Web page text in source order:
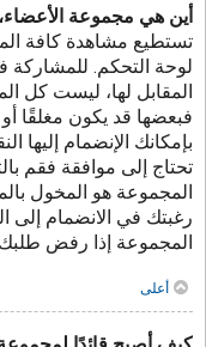
أين هي مجموعة
تستطيع مشاهدة كافة
لوحة التحكم. للمشاركة
المقابل لها، ليست كل
فبعضها قد يكون مغلقًا
بإمكانك الإنضمام إليها
تحتاج إلى موافقة فقم
المجموعة هو المخول
رغبتك في الانضمام
المجموعة إذا رفض
أعلى